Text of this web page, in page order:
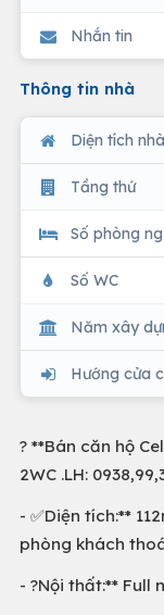
Nhắn tin
Thông tin nhà
Diện tích nhà
Tầng thứ
Số phòng
Số WC
Năm xây
Hướng cửa
? **Bán căn hộ
2WC .LH:
- ✅Diện tích:**
phòng khách
- ?Nội thất:** Full